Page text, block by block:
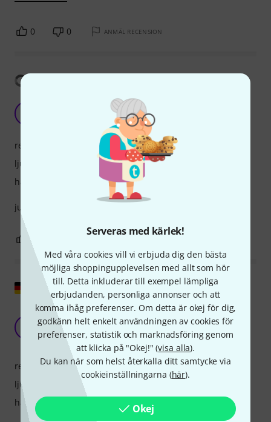
Serveras med kärlek!
Med våra cookies vill vi erbjuda dig den bästa
möjliga shoppingupplevelsen med allt som hör
till. Detta inkluderar till exempel lämpliga
erbjudanden, personliga annonser och att
komma ihåg preferenser. Om detta är okej för dig,
godkänn helt enkelt användningen av cookies för
preferenser, statistik och marknadsföring genom
att klicka på "Okej!" (visa alla).
Du kan när som helst återkalla ditt samtycke via
cookieinställningarna (här).
Okej
0 0 ANMÄL RECENSION
chrisphobia 22.07.2022
just pick up and play. love it
respons
ljud
hantverkskvalitet
0
Visa original
Ett definitivt plus: möjligheten att arbeta med
sandpapper
Robert6265 09.02.2022
respons
ljud
hantverkskvalitet